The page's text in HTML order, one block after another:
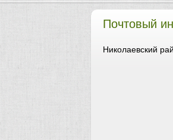
Почтовый
Николаевский